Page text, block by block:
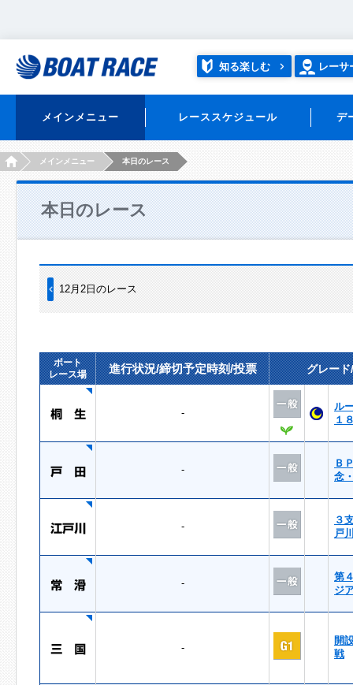
知る楽しむ レーサ
メインメニュー レーススケジュール デ
HOMEメインメニュー 本日のレース
本日のレース
12月2日のレース
ボート
レース場
進行状況/締切予定時刻/投票 グレー
-
ル
１
-
Ｂ
念
-
３
戸
-
第
ジ
-
開
戦